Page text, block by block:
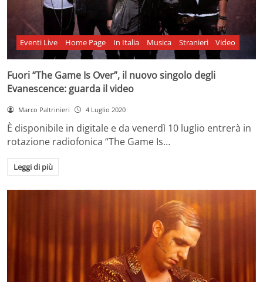
Eventi Live Home Page In Italia Musica Stranieri Video
Fuori “The Game Is Over”, il nuovo singolo degli
Evanescence: guarda il video
Marco Paltrinieri 4 Luglio 2020
È disponibile in digitale e da venerdì 10 luglio entrerà in
rotazione radiofonica “The Game Is…
Leggi di più